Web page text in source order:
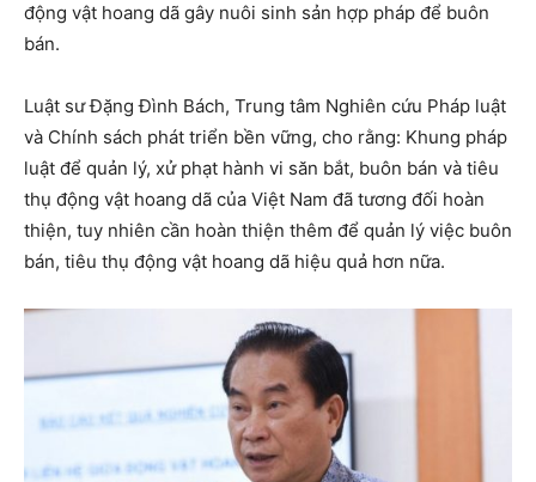
động vật hoang dã gây nuôi sinh sản hợp pháp để buôn
bán.
Luật sư Đặng Đình Bách, Trung tâm Nghiên cứu Pháp luật
và Chính sách phát triển bền vững, cho rằng: Khung pháp
luật để quản lý, xử phạt hành vi săn bắt, buôn bán và tiêu
thụ động vật hoang dã của Việt Nam đã tương đối hoàn
thiện, tuy nhiên cần hoàn thiện thêm để quản lý việc buôn
bán, tiêu thụ động vật hoang dã hiệu quả hơn nữa.